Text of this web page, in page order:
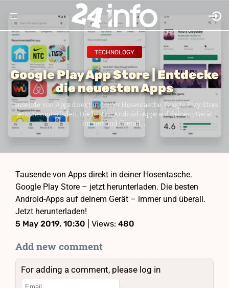
TECHNOLOGY
Google Play App Store | Entdecke
die neuesten Apps
Tausende von Apps direkt in deiner Hosentasche. Google Play Store
– jetzt herunterladen. Die besten Android-Apps auf deinem Gerät –
immer und überall....
Tausende von Apps direkt in deiner Hosentasche.
Google Play Store – jetzt herunterladen. Die besten
Android-Apps auf deinem Gerät – immer und überall.
Jetzt herunterladen!
5 May 2019, 10:30 | Views: 480
Add new comment
For adding a comment, please log in